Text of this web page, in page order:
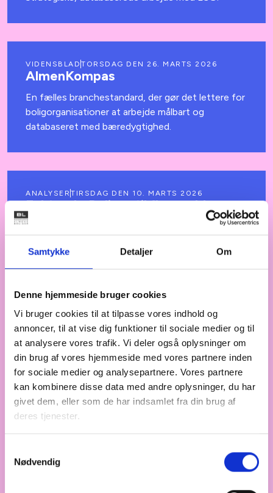
Samtykke Detaljer Om
Denne hjemmeside bruger cookies
Vi bruger cookies til at tilpasse vores indhold og
annoncer, til at vise dig funktioner til sociale medier og til
at analysere vores trafik. Vi deler også oplysninger om
din brug af vores hjemmeside med vores partnere inden
for sociale medier og analysepartnere. Vores partnere
kan kombinere disse data med andre oplysninger, du har
givet dem, eller som de har indsamlet fra din brug af
deres tjenester.
Nødvendig
VIDENSBLAD TORSDAG DEN 26. MARTS 2026
AlmenKompas
En fælles branchestandard, der gør det lettere for
boligorganisationer at arbejde målbart og
databaseret med bæredygtighed.
ANALYSER TIRSDAG DEN 10. MARTS 2026
Faktaark: Boliger til flere ældre –
økonomi og betalingsevne
af ældre vil vokse betydeligt i de kommende år. Da
der er mærkbare forskelle i pensionisternes
voksende gruppe af ældre i forskellige prislejer.
ANALYSER ONSDAG DEN 11. FEBRUAR 2026
Faktaark: Fødevarecheck til
almene beboere
Der er indgået en politisk aftale om en
fødevarecheck, som består af en skattefri
befolkningen. Formålet er at afhjælpe det
økonomiske pres, som de stigende fødevarepriser